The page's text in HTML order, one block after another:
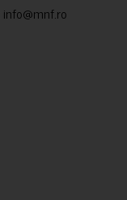
info@mnf.ro